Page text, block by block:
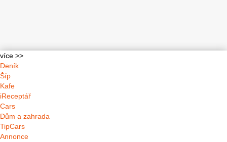
více >>
Deník
Šíp
Kafe
iReceptář
Cars
Dům a zahrada
TipCars
Annonce